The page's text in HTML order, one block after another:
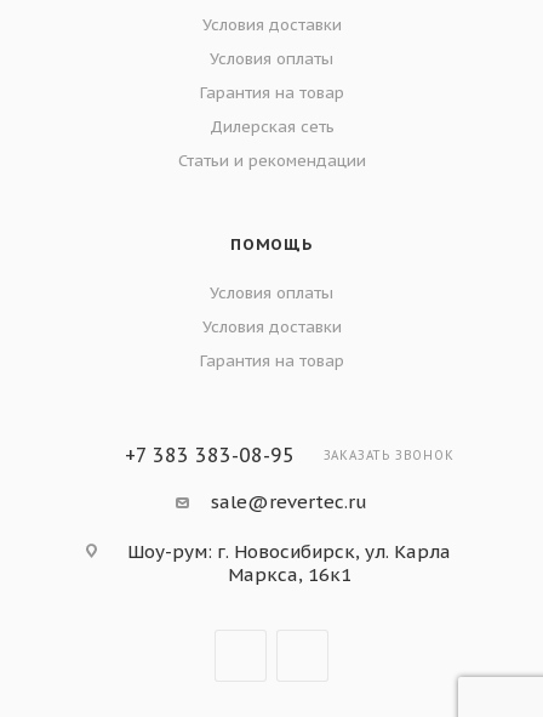
Условия доставки
Условия оплаты
Гарантия на товар
Дилерская сеть
Статьи и рекомендации
ПОМОЩЬ
Условия оплаты
Условия доставки
Гарантия на товар
+7 383 383-08-95 ЗАКАЗАТЬ ЗВОНОК
sale@revertec.ru
Шоу-рум: г. Новосибирск, ул. Карла
Маркса, 16к1